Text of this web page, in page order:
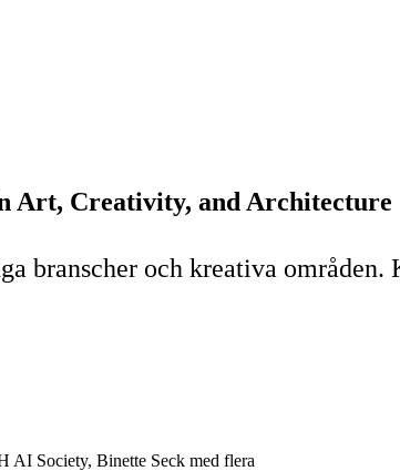
Art, Creativity, and Architecture
och kreativa områden.
AI Society, Binette Seck med flera